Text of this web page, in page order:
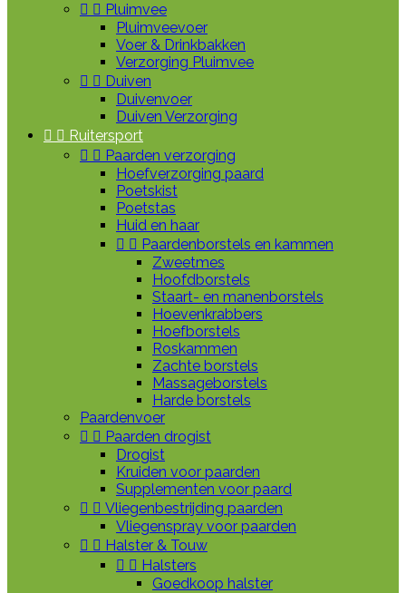
  Pluimvee
Pluimveevoer
Voer & Drinkbakken
Verzorging Pluimvee
  Duiven
Duivenvoer
Duiven Verzorging
  Ruitersport
  Paarden verzorging
Hoefverzorging paard
Poetskist
Poetstas
Huid en haar
  Paardenborstels en kammen
Zweetmes
Hoofdborstels
Staart- en manenborstels
Hoevenkrabbers
Hoefborstels
Roskammen
Zachte borstels
Massageborstels
Harde borstels
Paardenvoer
  Paarden drogist
Drogist
Kruiden voor paarden
Supplementen voor paard
  Vliegenbestrijding paarden
Vliegenspray voor paarden
  Halster & Touw
  Halsters
Goedkoop halster